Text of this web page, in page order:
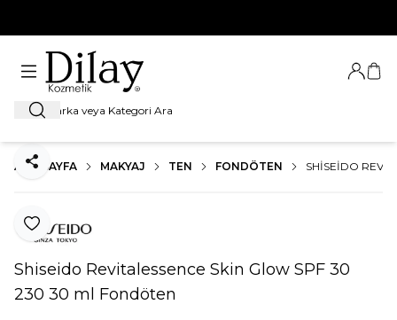
Ara
Giriş
ANA SAYFA MAKYAJ TEN FONDÖTEN SHISEIDO
Favoriye Ekle
Paylaş
Shiseido Revitalessence Skin Glow SPF 30
230 30 ml Fondöten